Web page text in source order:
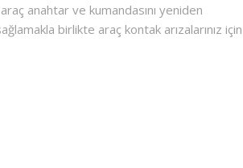
anahtar ve kumandasını yeniden
birlikte araç kontak arızalarınız için